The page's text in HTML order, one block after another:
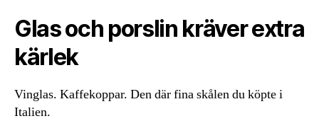
Glas och porslin kräver extra
kärlek
Vinglas. Kaffekoppar. Den där fina skålen du köpte i
Italien.